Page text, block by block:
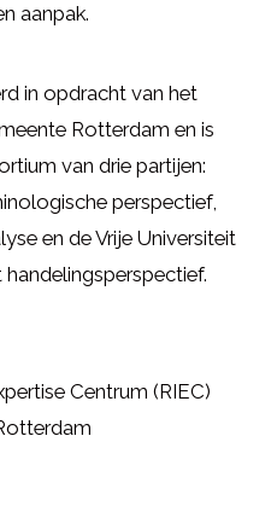
aanpak.
in opdracht van het
Rotterdam en is
van drie partijen:
perspectief,
en de Vrije Universiteit
Centrum (RIEC)